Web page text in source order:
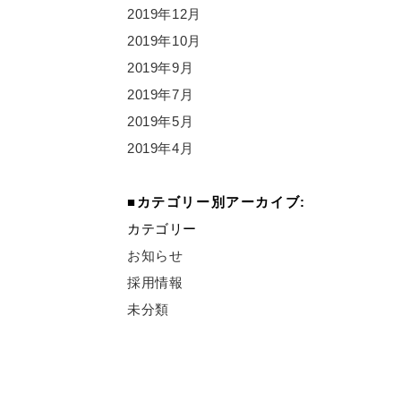
2019年12月
2019年10月
2019年9月
2019年7月
2019年5月
2019年4月
カテゴリー別アーカイブ:
カテゴリー
お知らせ
採用情報
未分類